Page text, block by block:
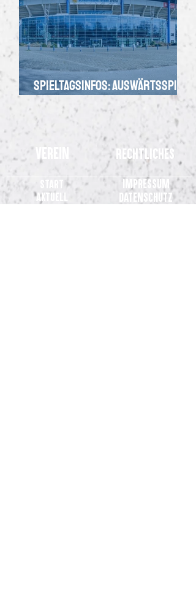
Spieltagsinfos: Auswärtsspiel
in duisburg
Verein Rechtliches
Start
Aktuell
Impressum
Datenschutz